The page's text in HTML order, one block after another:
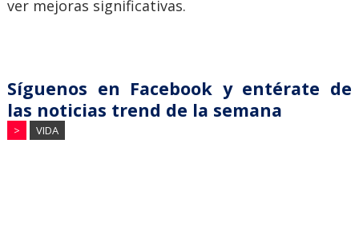
ver mejoras significativas.
Síguenos en Facebook y entérate de
las noticias trend de la semana
> VIDA